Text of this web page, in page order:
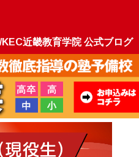
近畿教育学院 公式ブログ